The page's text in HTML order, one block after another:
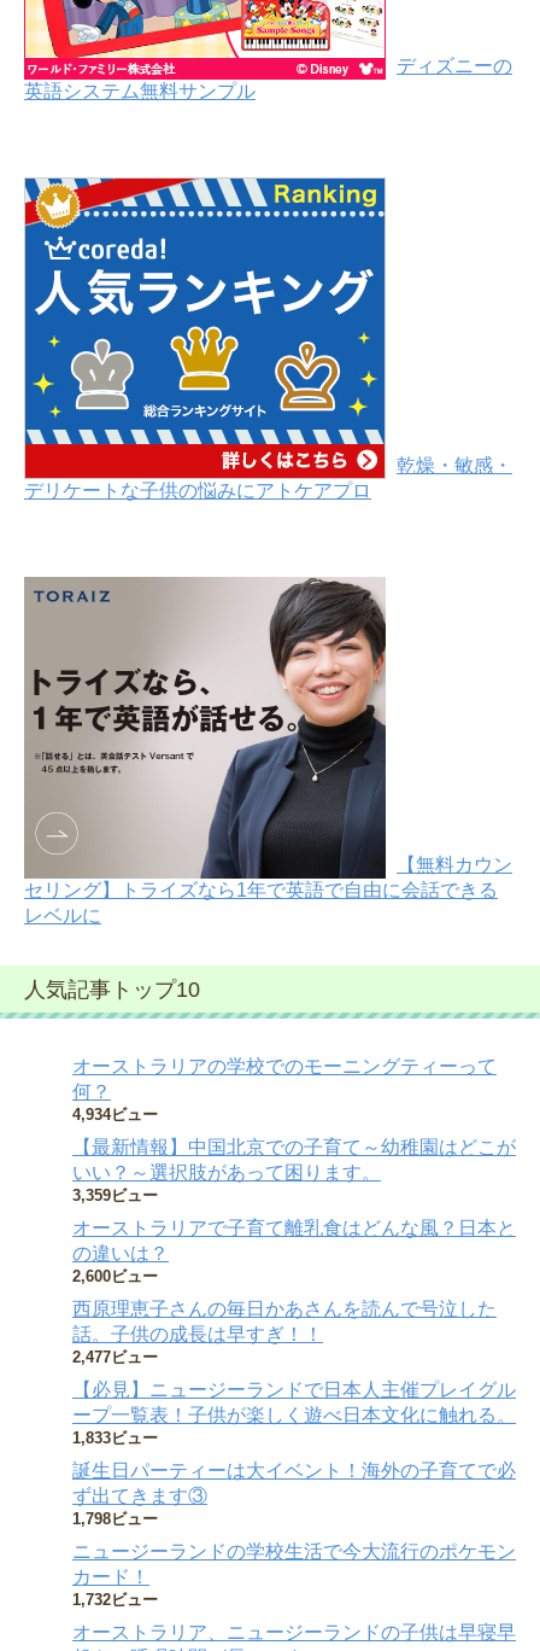
ディズニーの
英語システム無料サンプル
乾燥・敏感・
デリケートな子供の悩みにアトケアプロ
【無料カウン
セリング】トライズなら1年で英語で自由に会話できる
レベルに
人気記事トップ10
オーストラリアの学校でのモーニングティーって
何？
4,934ビュー
【最新情報】中国北京での子育て～幼稚園はどこが
いい？～選択肢があって困ります。
3,359ビュー
オーストラリアで子育て離乳食はどんな風？日本と
の違いは？
2,600ビュー
西原理恵子さんの毎日かあさんを読んで号泣した
話。子供の成長は早すぎ！！
2,477ビュー
【必見】ニュージーランドで日本人主催プレイグル
ープ一覧表！子供が楽しく遊べ日本文化に触れる。
1,833ビュー
誕生日パーティーは大イベント！海外の子育てで必
ず出てきます③
1,798ビュー
ニュージーランドの学校生活で今大流行のポケモン
カード！
1,732ビュー
オーストラリア、ニュージーランドの子供は早寝早